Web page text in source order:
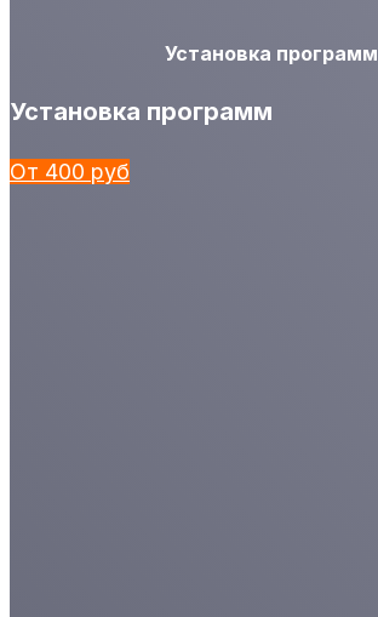
Установка программ
Установка программ
От 400 руб